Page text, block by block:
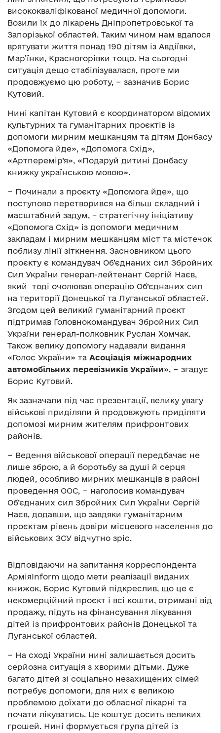
висококваліфікованої медичної допомоги.
Возили їх до лікарень Дніпропетровської та
Запорізької областей. Таким чином нам вдалося
врятувати життя понад 190 дітям із Авдіївки,
Мар’їнки, Красногорівки тощо. На сьогодні
ситуація дещо стабілізувалася, проте ми
продовжуємо цю роботу, − зазначив Борис
Кутовий.
Нині капітан Кутовий є координатором відомих
культурних та гуманітарних проєктів із
допомоги мирним мешканцям та дітям Донбасу
«Допомога йде», «Допомога Схід»,
«Артперемір’я», «Подаруй дитині Донбасу
книжку українською мовою».
− Починали з проєкту «Допомога йде», що
поступово перетворився на більш складний і
масштабний задум, – стратегічну ініціативу
«Допомога Схід» із допомоги медичним
закладам і мирним мешканцям міст та містечок
поблизу лінії зіткнення. Засновником цього
проєкту є командувач Об’єднаних сил Збройних
Сил України генерал-лейтенант Сергій Наєв,
який тоді очолював операцію Об’єднаних сил
на території Донецької та Луганської областей.
Згодом цей великий гуманітарний проєкт
підтримав Головнокомандувач Збройних Сил
України генерал-полковник Руслан Хомчак.
Також велику допомогу надавали видання
«Голос України» та Асоціація міжнародних
автомобільних перевізників України», − згадує
Борис Кутовий.
Як зазначали під час презентації, велику увагу
військові приділяли й продовжують приділяти
допомозі мирним жителям прифронтових
районів.
− Ведення військової операції передбачає не
лише зброю, а й боротьбу за душі й серця
людей, особливо мирних мешканців в районі
проведення ООС, − наголосив командувач
Об’єднаних сил Збройних Сил України Сергій
Наєв, додавши, що завдяки гуманітарним
проєктам рівень довіри місцевого населення до
військових ЗСУ відчутно зріс.
Відповідаючи на запитання корреспондента
АрміяInform щодо мети реалізації виданих
книжок, Борис Кутовий підкреслив, що це є
некомерційний проєкт і всі кошти, отримані від
продажу, підуть на фінансування лікування
дітей із прифронтових районів Донецької та
Луганської областей.
− На сході України нині залишається досить
серйозна ситуація з хворими дітьми. Дуже
багато дітей зі соціально незахищених сімей
потребує допомоги, для них є великою
проблемою доїхати до обласної лікарні та
почати лікуватись. Це коштує досить великих
грошей. Нині формується група дітей із